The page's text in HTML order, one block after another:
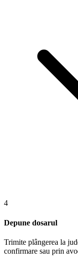
4
Depune dosarul
Trimite plângerea la
confirmare sau prin